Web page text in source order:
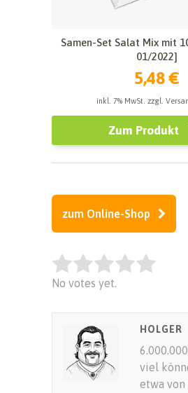
Samen-Set Salat Mix mit
01/2022]
5,48 €
inkl. 7% MwSt. zzgl.
Zum Produkt
zum Online-Shop
Rate this item:
SUBMIT RATING
No votes yet.
HOLGER
viel
etwa